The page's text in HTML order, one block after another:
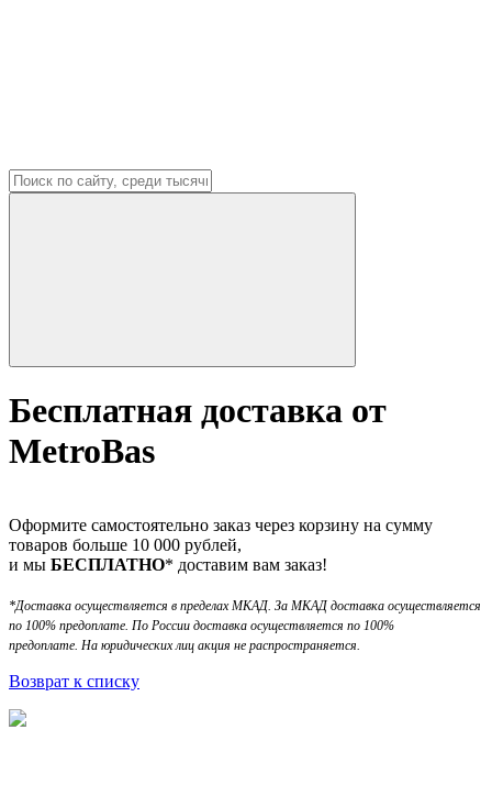
Бесплатная доставка от
MetroBas
Оформите самостоятельно заказ через корзину на сумму
товаров больше 10 000 рублей,
и мы БЕСПЛАТНО* доставим вам заказ!
*Доставка осуществляется в пределах МКАД. За МКАД доставка осуществляется
по 100% предоплате. По России доставка осуществляется по 100%
предоплате. На юридических лиц акция не распространяется.
Возврат к списку